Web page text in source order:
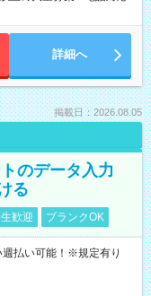
詳細へ
掲載日：2026.08.05
のデータ入力
る
歓迎 ブランクOK
払い可能！※規定有り